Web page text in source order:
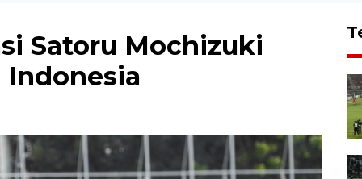
Satoru Mochizuki
Indonesia